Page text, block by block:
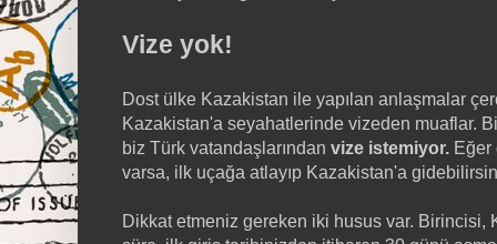
Vize yok!
Dost ülke Kazakistan ile yapılan anlaşmalar
Kazakistan'a seyahatlerinde vizeden muaflar.
biz Türk vatandaşlarından vize istemiyor. Eğer
varsa, ilk uçağa atlayıp Kazakistan'a
Dikkat etmeniz gereken iki husus var. Birincisi,